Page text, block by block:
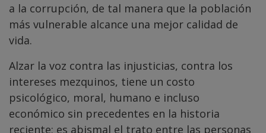
a la corrupción, de tal manera que la población
más vulnerable alcance una mejor calidad de
vida.
Alzar la voz contra las injusticias, contra los
intereses mezquinos, tiene un costo
psicológico, moral, humano e incluso
económico sin precedentes en la historia
reciente; es abismal el trato entre las personas